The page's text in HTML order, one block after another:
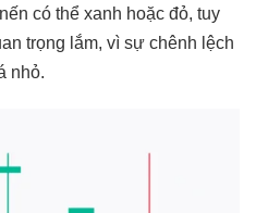
có thể xanh hoặc đỏ, tuy
trọng lắm, vì sự chênh lệch
nhỏ.